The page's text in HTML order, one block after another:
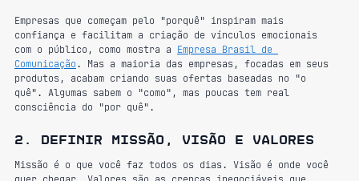
Empresas que começam pelo "porquê" inspiram mais
confiança e facilitam a criação de vínculos emocionais
com o público, como mostra a Empresa Brasil de
Comunicação. Mas a maioria das empresas, focadas em seus
produtos, acabam criando suas ofertas baseadas no "o
quê". Algumas sabem o "como", mas poucas tem real
consciência do "por quê".
2. Definir missão, visão e valores
Missão é o que você faz todos os dias. Visão é onde você